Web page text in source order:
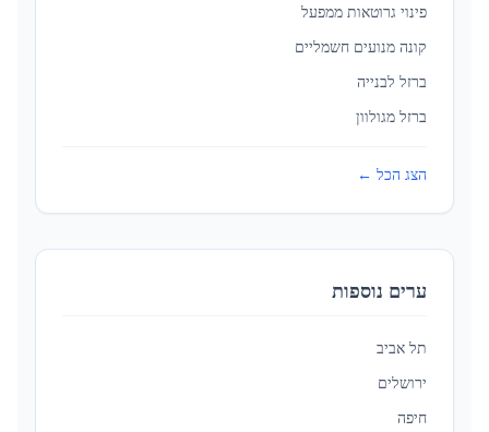
פינוי גרוטאות ממפעל
קונה מנועים חשמליים
ברזל לבנייה
ברזל מגולוון
הצג הכל ←
ערים נוספות
תל אביב
ירושלים
חיפה